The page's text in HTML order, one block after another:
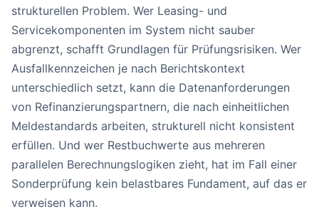
strukturellen Problem. Wer Leasing- und
Servicekomponenten im System nicht sauber
abgrenzt, schafft Grundlagen für Prüfungsrisiken. Wer
Ausfallkennzeichen je nach Berichtskontext
unterschiedlich setzt, kann die Datenanforderungen
von Refinanzierungspartnern, die nach einheitlichen
Meldestandards arbeiten, strukturell nicht konsistent
erfüllen. Und wer Restbuchwerte aus mehreren
parallelen Berechnungslogiken zieht, hat im Fall einer
Sonderprüfung kein belastbares Fundament, auf das er
verweisen kann.